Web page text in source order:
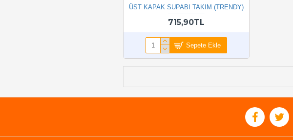
ÜST KAPAK SUPABI TAKIM (TRENDY)
715,90TL
Sepete Ekle